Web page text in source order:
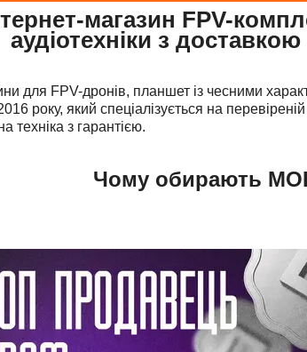
магазин FPV-
аудіотехніки з доставкою
для FPV-дронів, планшет із чесними
року, який спеціалізується на
техніка з гарантією.
Чому обирають